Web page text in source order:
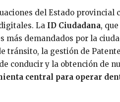
del Estado provincial
La ID Ciudadana,
demandados por la
tránsito, la gestión de
conducir y la obtención de
central para operar